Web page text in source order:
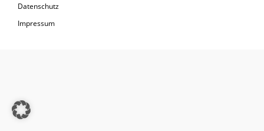
Datenschutz
Impressum